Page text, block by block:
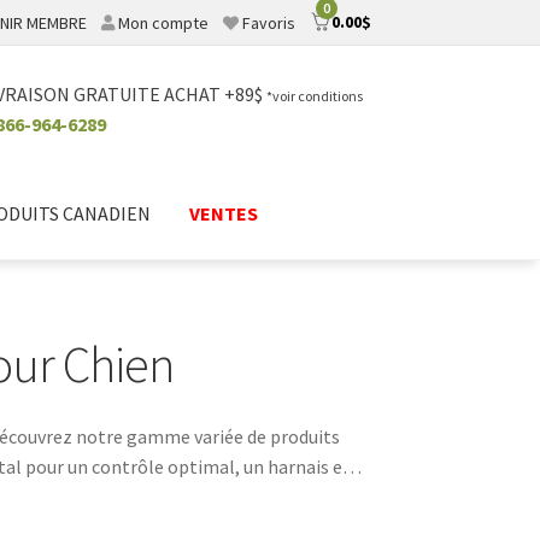
0
0.00$
MEMBRE Mon compte Favoris
GRATUITE ACHAT +89$ *voir conditions
964-6289
CANADIEN VENTES
Chien
notre gamme variée de produits
pour un contrôle optimal, un harnais en